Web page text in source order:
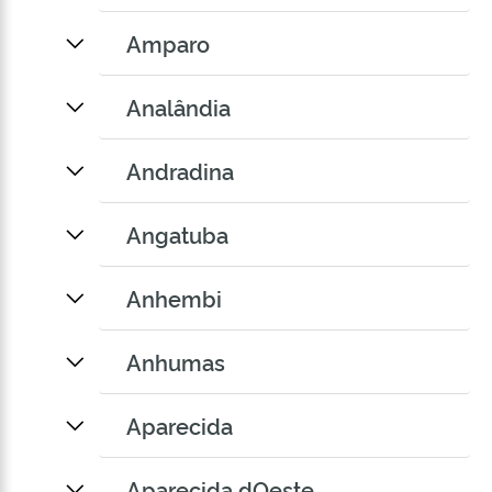
Amparo
Analândia
Andradina
Angatuba
Anhembi
Anhumas
Aparecida